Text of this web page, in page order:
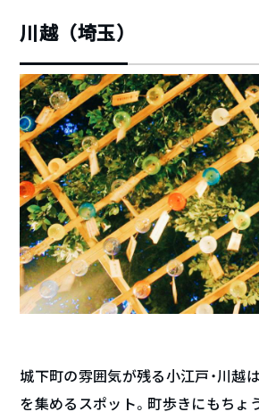
川越（埼玉）
城下町の雰囲気が残る小江戸・川越
を集めるスポット。町歩きにもちょ